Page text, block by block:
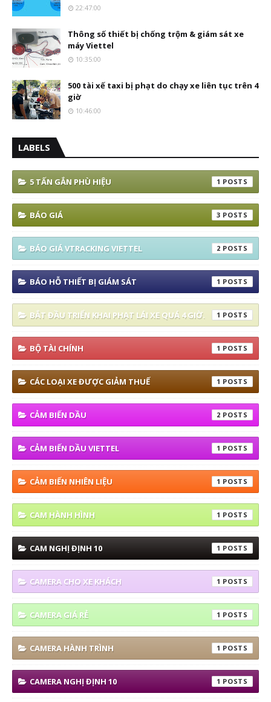
22:47:00
Thông số thiết bị chống trộm & giám sát xe
máy Viettel
10:35:00
500 tài xế taxi bị phạt do chạy xe liên tục trên 4
giờ
10:46:00
LABELS
5 TẤN GẮN PHÙ HIỆU 1
BÁO GIÁ 3
BÁO GIÁ VTRACKING VIETTEL 2
BÁO HỖ THIẾT BỊ GIÁM SÁT 1
BẮT ĐẦU TRIỂN KHAI PHẠT LÁI XE QUÁ 4 GIỜ. 1
BỘ TÀI CHÍNH 1
CÁC LOẠI XE ĐƯỢC GIẢM THUẾ 1
CẢM BIẾN DẦU 2
CẢM BIẾN DẦU VIETTEL 1
CẢM BIẾN NHIÊN LIỆU 1
CAM HÀNH HÌNH 1
CAM NGHỊ ĐỊNH 10 1
CAMERA CHO XE KHÁCH 1
CAMERA GIÁ RẺ 1
CAMERA HÀNH TRÌNH 1
CAMERA NGHỊ ĐỊNH 10 1